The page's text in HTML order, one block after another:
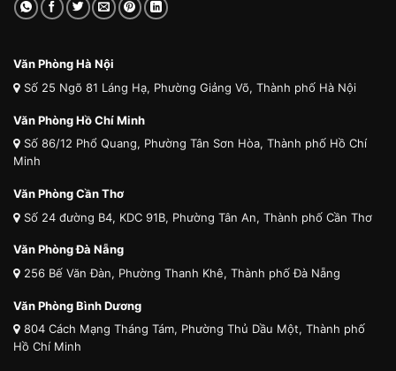
Văn Phòng Hà Nội
Số 25 Ngõ 81 Láng Hạ, Phường Giảng Võ, Thành phố Hà Nội
Văn Phòng Hồ Chí Minh
Số 86/12 Phổ Quang, Phường Tân Sơn Hòa, Thành phố Hồ Chí
Minh
Văn Phòng Cần Thơ
Số 24 đường B4, KDC 91B, Phường Tân An, Thành phố Cần Thơ
Văn Phòng Đà Nẵng
256 Bế Văn Đàn, Phường Thanh Khê, Thành phố Đà Nẵng
Văn Phòng Bình Dương
804 Cách Mạng Tháng Tám, Phường Thủ Dầu Một, Thành phố
Hồ Chí Minh